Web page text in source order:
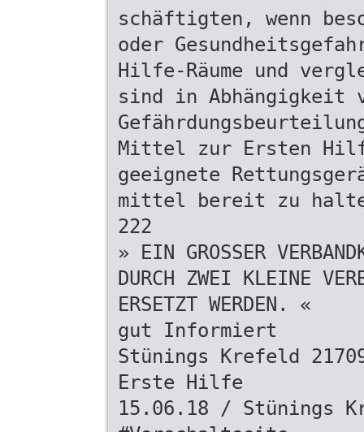
schäftigten, wenn
oder
Hilfe-Räume und
sind in Abhängigkeit
Mittel zur Ersten
geeignete
mittel bereit zu
222
» EIN GROSSER
DURCH ZWEI KLEINE
ERSETZT WERDEN. «
gut Informiert
Stünings Krefeld
Erste Hilfe
15.06.18 / Stünings